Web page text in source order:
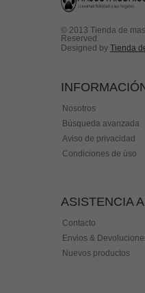
© 2013 Tienda de
Reserved.
Designed by Tienda
Nosotros
Búsqueda avanzada
Aviso de privacidad
Condiciones de úso
ASISTENCIA
Contacto
Envios &
Nuevos productos